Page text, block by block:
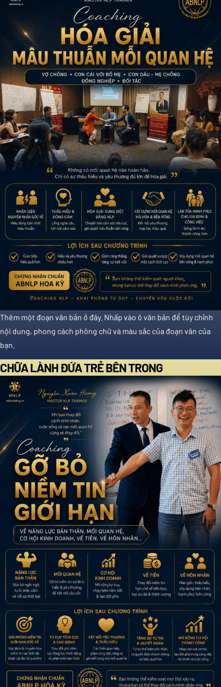
Thêm một đoạn văn bản ở đây. Nhấp vào ô văn bản để tùy chỉnh
nội dung, phong cách phông chữ và màu sắc của đoạn văn của
bạn.
CHỮA LÀNH ĐỨA TRẺ BÊN TRONG